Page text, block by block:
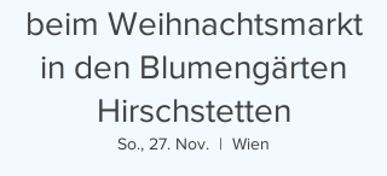
beim Weihnachtsmarkt
in den Blumengärten
Hirschstetten
So., 27. Nov.
  |
Wien